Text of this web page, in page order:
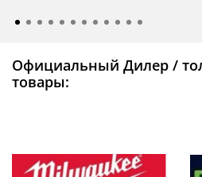
Официальный Дилер /
товары: